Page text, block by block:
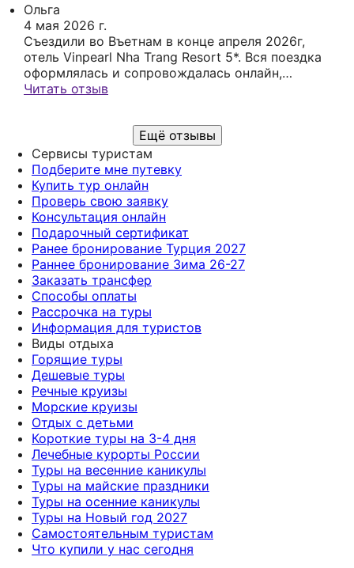
Ольга
4 мая 2026 г.
Съездили во Въетнам в конце апреля 2026г,
отель Vinpearl Nha Trang Resort 5*. Вся поездка
оформлялась и сопровождалась онлайн,
турагентом Еленой Каин (мы из другого города).
доступе. Желаем дальнейших успехов в работе.
Читать отзыв
Ещё отзывы
Сервисы туристам
Подберите мне путевку
Купить тур онлайн
Проверь свою заявку
Консультация онлайн
Подарочный сертификат
Ранее бронирование Турция 2027
Раннее бронирование Зима 26-27
Заказать трансфер
Способы оплаты
Рассрочка на туры
Информация для туристов
Виды отдыха
Горящие туры
Дешевые туры
Речные круизы
Морские круизы
Отдых с детьми
Короткие туры на 3-4 дня
Лечебные курорты России
Туры на весенние каникулы
Туры на майские праздники
Туры на осенние каникулы
Туры на Новый год 2027
Самостоятельным туристам
Что купили у нас сегодня